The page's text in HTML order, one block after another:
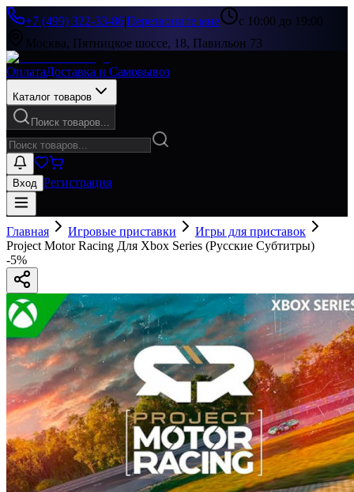
+7 (499) 322-33-86|Перезвоните мне
с 10:00 до 19:00
Москва, Пятницкое шоссе, 18, Павильон 73
ОплатаДоставка и Самовывоз
Каталог товаров
Поиск товаров...
Вход Регистрация
Главная Игровые приставки
Игры для приставок
Project Motor Racing Для Xbox Series (Русские Субтитры)
-5%